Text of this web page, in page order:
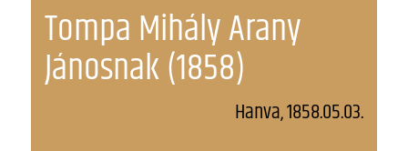
Tompa Mihály Arany
Jánosnak (1858)
Hanva, 1858.05.03.